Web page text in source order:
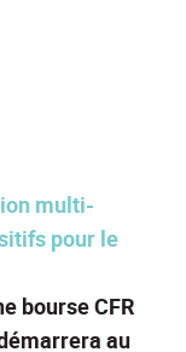
multi-
pour le
bourse CFR
au